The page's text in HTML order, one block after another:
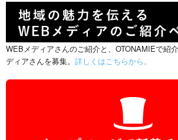
WEBメディアさんのご紹介と、OTONAMIEで紹
ディアさんを募集。 詳しくはこちらから。